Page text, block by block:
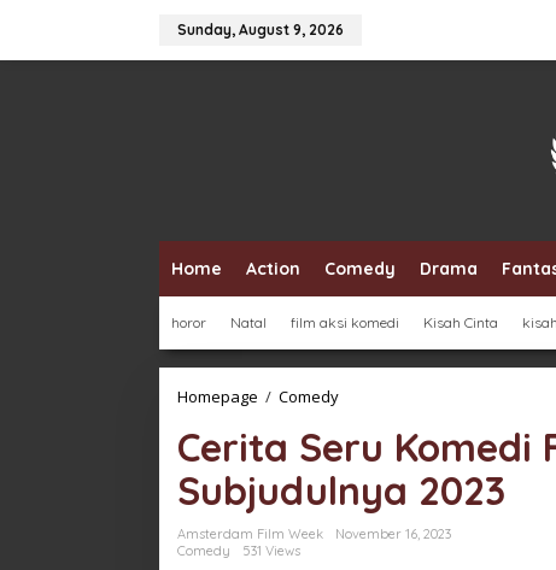
Sunday, August 9, 2026
Home Action Comedy Drama
horor Natal film aksi komedi Kisah Cinta
Homepage / ComedyCerita
Komedi
Film
Family
Switch
dan
Subjudulnya
Cerita Seru Komedi
Subjudulnya 2023
Amsterdam Film Week
November 16, 2023
Comedy
531 Views